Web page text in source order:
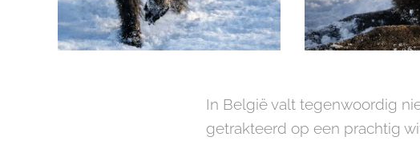
In België valt tegenwoordig
getrakteerd op een prachtig